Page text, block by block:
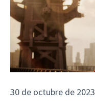
30 de octubre de 2023